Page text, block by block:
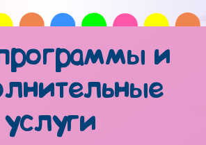
и
услуги